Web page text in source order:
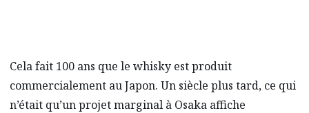
Cela fait 100 ans que le whisky est produit
commercialement au Japon. Un siècle plus tard, ce qui
n’était qu’un projet marginal à Osaka affiche